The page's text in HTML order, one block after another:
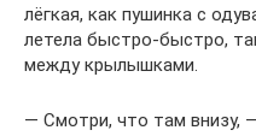
лёгкая, как пушинка с
летела быстро-быстро,
между крылышками.
— Смотри, что там внизу,